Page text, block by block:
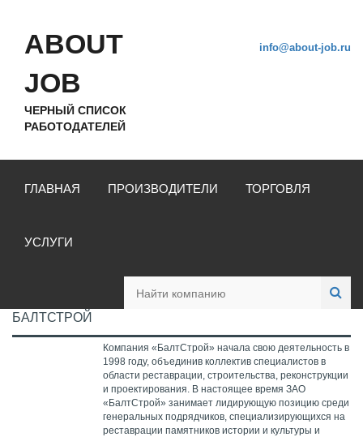
ABOUT
JOB
ЧЕРНЫЙ СПИСОК
РАБОТОДАТЕЛЕЙ
info@about-job.ru
ГЛАВНАЯ ПРОИЗВОДИТЕЛИ ТОРГОВЛЯ
УСЛУГИ
БАЛТСТРОЙ
Компания «БалтСтрой» начала свою деятельность в
1998 году, объединив коллектив специалистов в
области реставрации, строительства, реконструкции
и проектирования. В настоящее время ЗАО
«БалтСтрой» занимает лидирующую позицию среди
генеральных подрядчиков, специализирующихся на
реставрации памятников истории и культуры и